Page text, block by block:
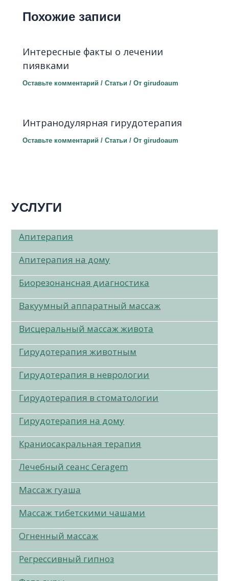
УСЛУГИ
Апитерапия
Апитерапия на дому
Биорезонансная диагностика
Вакуумный аппаратный массаж
Висцеральный массаж живота
Гирудотерапия животным
Гирудотерапия в неврологии
Гирудотерапия в стоматологии
Гирудотерапия на дому
Краниосакральная терапия
Лечебный сеанс Ceragem
Массаж гуаша
Массаж тибетскими чашами
Огненный массаж
Регрессивный гипноз
Похожие записи
Интересные факты о лечении
пиявками
Оставьте комментарий /Статьи / Отgirudoaum
Интранодулярная гирудотерапия
Оставьте комментарий /Статьи / Отgirudoaum